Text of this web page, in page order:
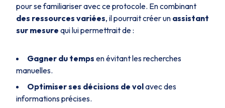
pour se familiariser avec ce protocole. En combinant
des ressources variées, il pourrait créer un assistant
sur mesure qui lui permettrait de :
Gagner du temps en évitant les recherches
manuelles.
Optimiser ses décisions de volavec des
informations précises.